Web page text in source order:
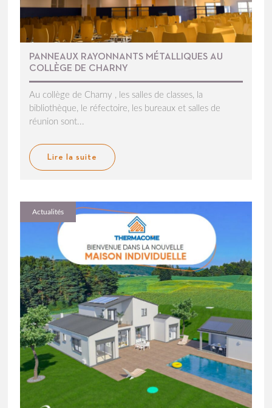
PANNEAUX RAYONNANTS MÉTALLIQUES AU
COLLÈGE DE CHARNY
Au collège de Charny , les salles de classes, la
bibliothèque, le réfectoire, les bureaux et salles de
réunion sont...
Lire la suite
Actualités